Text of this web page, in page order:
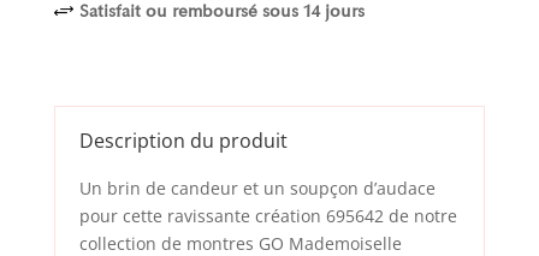
+ Satisfait ou remboursé sous 14 jours
Description du produit
Un brin de candeur et un soupçon d’audace
pour cette ravissante création 695642 de notre
collection de montres GO Mademoiselle